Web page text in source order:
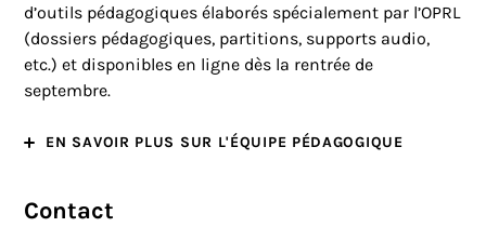
d’outils pédagogiques élaborés spécialement par l’OPRL
(dossiers pédagogiques, partitions, supports audio,
etc.) et disponibles en ligne dès la rentrée de
septembre.
EN SAVOIR PLUS SUR L'ÉQUIPE PÉDAGOGIQUE
Contact